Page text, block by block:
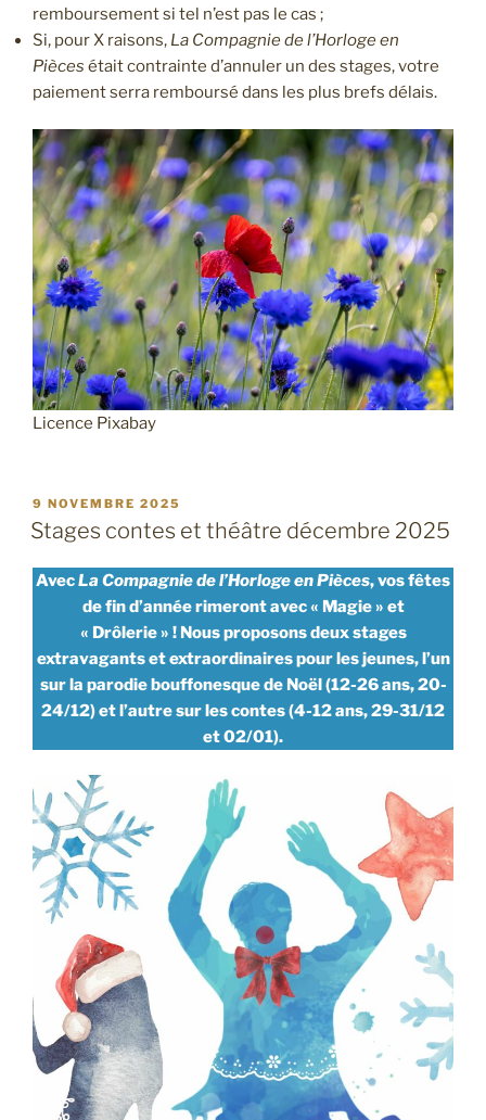
remboursement si tel n’est pas le cas ;
Si, pour X raisons, La Compagnie de l’Horloge en
Pièces était contrainte d’annuler un des stages, votre
paiement serra remboursé dans les plus brefs délais.
Licence Pixabay
PUBLIÉ
LE
9 NOVEMBRE 2025
Stages contes et théâtre décembre 2025
AvecLa Compagnie de l’Horloge en Pièces, vos fêtes
de fin d’année rimeront avec « Magie » et
« Drôlerie » ! Nous proposons deux stages
extravagants et extraordinaires pour les jeunes, l’un
sur la parodie bouffonesque de Noël (12-26 ans, 20-
24/12) et l’autre sur les contes (4-12 ans, 29-31/12
et 02/01).